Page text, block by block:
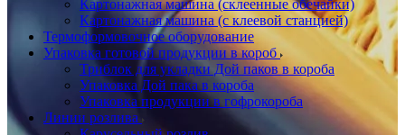
Картонажная машина (склеенные обечайки)
Картонажная машина (с клеевой станцией)
Термоформовочное оборудование
Упаковка готовой продукции в короб
Триблок для укладки Дой паков в короба
Упаковка Дой пака в короба
Упаковка продукции в гофрокороба
Линии розлива